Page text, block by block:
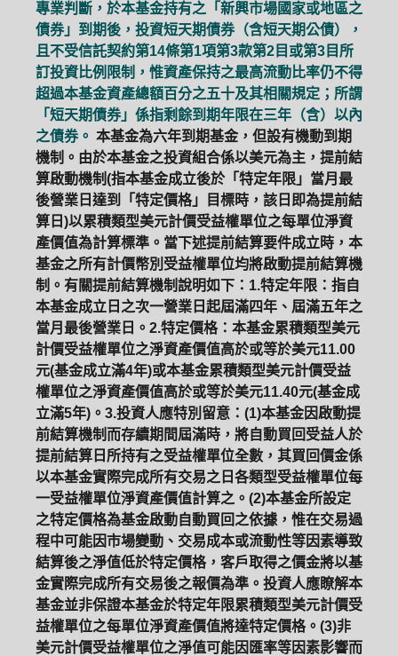
專業判斷，於本基金持有之「新興市場國家或地區之
債券」到期後，投資短天期債券（含短天期公債），
且不受信託契約第14條第1項第3款第2目或第3目所
訂投資比例限制，惟資產保持之最高流動比率仍不得
超過本基金資產總額百分之五十及其相關規定；所謂
「短天期債券」係指剩餘到期年限在三年（含）以內
之債券。 本基金為六年到期基金，但設有機動到期
機制。由於本基金之投資組合係以美元為主，提前結
算啟動機制(指本基金成立後於「特定年限」當月最
後營業日達到「特定價格」目標時，該日即為提前結
算日)以累積類型美元計價受益權單位之每單位淨資
產價值為計算標準。當下述提前結算要件成立時，本
基金之所有計價幣別受益權單位均將啟動提前結算機
制。有關提前結算機制說明如下：1.特定年限：指自
本基金成立日之次一營業日起屆滿四年、屆滿五年之
當月最後營業日。2.特定價格：本基金累積類型美元
計價受益權單位之淨資產價值高於或等於美元11.00
元(基金成立滿4年)或本基金累積類型美元計價受益
權單位之淨資產價值高於或等於美元11.40元(基金成
立滿5年)。3.投資人應特別留意：(1)本基金因啟動提
前結算機制而存續期間屆滿時，將自動買回受益人於
提前結算日所持有之受益權單位全數，其買回價金係
以本基金實際完成所有交易之日各類型受益權單位每
一受益權單位淨資產價值計算之。(2)本基金所設定
之特定價格為基金啟動自動買回之依據，惟在交易過
程中可能因市場變動、交易成本或流動性等因素導致
結算後之淨值低於特定價格，客戶取得之價金將以基
金實際完成所有交易後之報價為準。投資人應瞭解本
基金並非保證本基金於特定年限累積類型美元計價受
益權單位之每單位淨資產價值將達特定價格。(3)非
美元計價受益權單位之淨值可能因匯率等因素影響而